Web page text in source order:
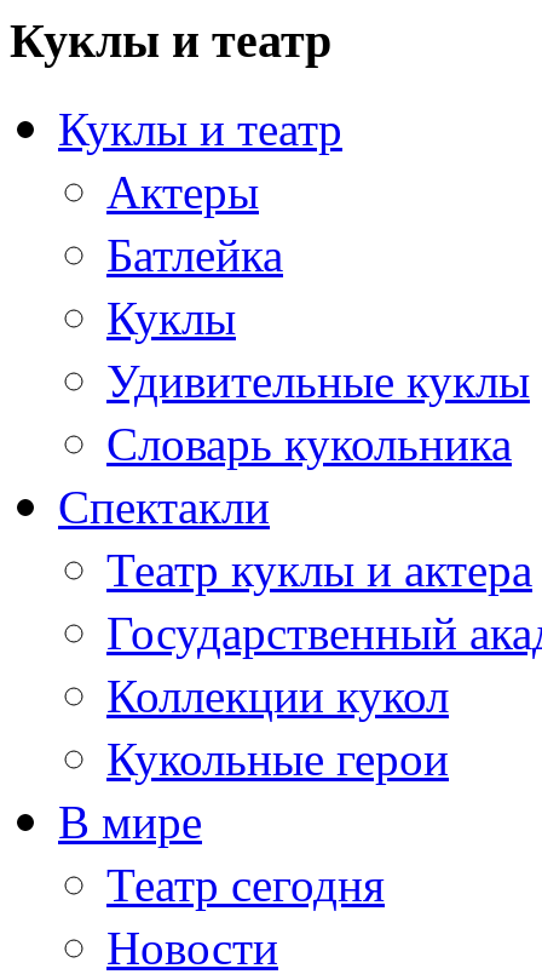
Куклы и театр
Куклы и театр
Актеры
Батлейка
Куклы
Удивительные куклы
Словарь кукольника
Спектакли
Театр куклы и актера
Государственный
Коллекции кукол
Кукольные герои
В мире
Театр сегодня
Новости